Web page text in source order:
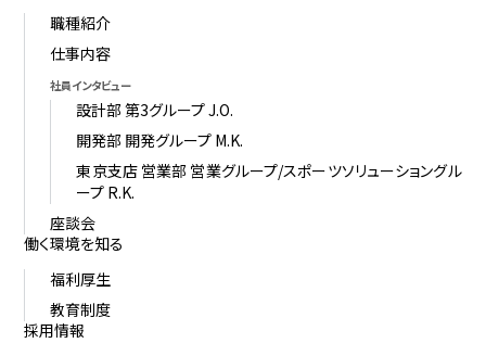
職種紹介
仕事内容
社員インタビュー
設計部 第3グループ J.O.
開発部 開発グループ M.K.
東京支店 営業部 営業グループ/スポーツソリューショングル
ープ R.K.
座談会
働く環境を知る
福利厚生
教育制度
採用情報